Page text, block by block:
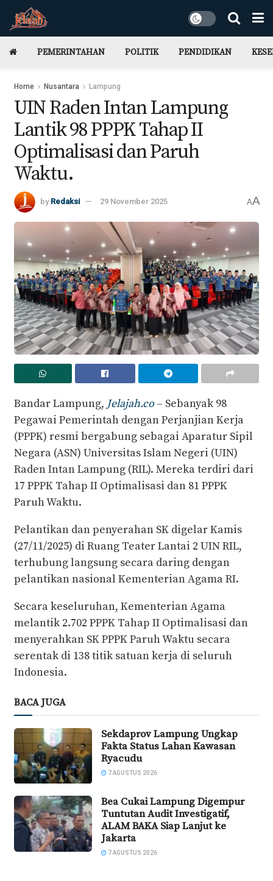
PEMERINTAHAN POLITIK PENDIDIKAN
Home Nusantara Lampung
UIN Raden Intan Lampung
Lantik 98 PPPK Tahap II
Optimalisasi dan Paruh
Waktu.
by Redaksi 29 November 2025 AA
Bandar Lampung, Jelajah.co– Sebanyak 98
Pegawai Pemerintah dengan Perjanjian Kerja
(PPPK) resmi bergabung sebagai Aparatur Sipil
Negara (ASN) Universitas Islam Negeri (UIN)
Raden Intan Lampung (RIL). Mereka terdiri dari
17 PPPK Tahap II Optimalisasi dan 81 PPPK
Paruh Waktu.
Pelantikan dan penyerahan SK digelar Kamis
(27/11/2025) di Ruang Teater Lantai 2 UIN RIL,
terhubung langsung secara daring dengan
pelantikan nasional Kementerian Agama RI.
Secara keseluruhan, Kementerian Agama
melantik 2.702 PPPK Tahap II Optimalisasi dan
menyerahkan SK PPPK Paruh Waktu secara
serentak di 138 titik satuan kerja di seluruh
Indonesia.
BACA JUGA
Sekdaprov Lampung Ungkap
Fakta Status Lahan Kawasan
Ryacudu
7 AGUSTUS 2026
Bea Cukai Lampung Digempur
Tuntutan Audit Investigatif,
ALAM BAKA Siap Lanjut ke
Jakarta
7 AGUSTUS 2026